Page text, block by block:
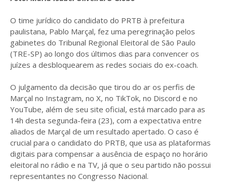
O time jurídico do candidato do PRTB à prefeitura
paulistana, Pablo Marçal, fez uma peregrinação pelos
gabinetes do Tribunal Regional Eleitoral de São Paulo
(TRE-SP) ao longo dos últimos dias para convencer os
juízes a desbloquearem as redes sociais do ex-coach.
O julgamento da decisão que tirou do ar os perfis de
Marçal no Instagram, no X, no TikTok, no Discord e no
YouTube, além de seu site oficial, está marcado para as
14h desta segunda-feira (23), com a expectativa entre
aliados de Marçal de um resultado apertado. O caso é
crucial para o candidato do PRTB, que usa as plataformas
digitais para compensar a ausência de espaço no horário
eleitoral no rádio e na TV, já que o seu partido não possui
representantes no Congresso Nacional.